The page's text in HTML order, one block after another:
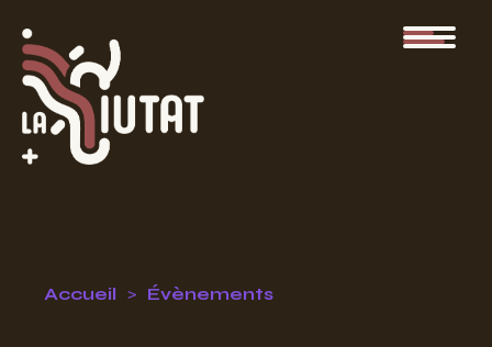
Accueil Évènements